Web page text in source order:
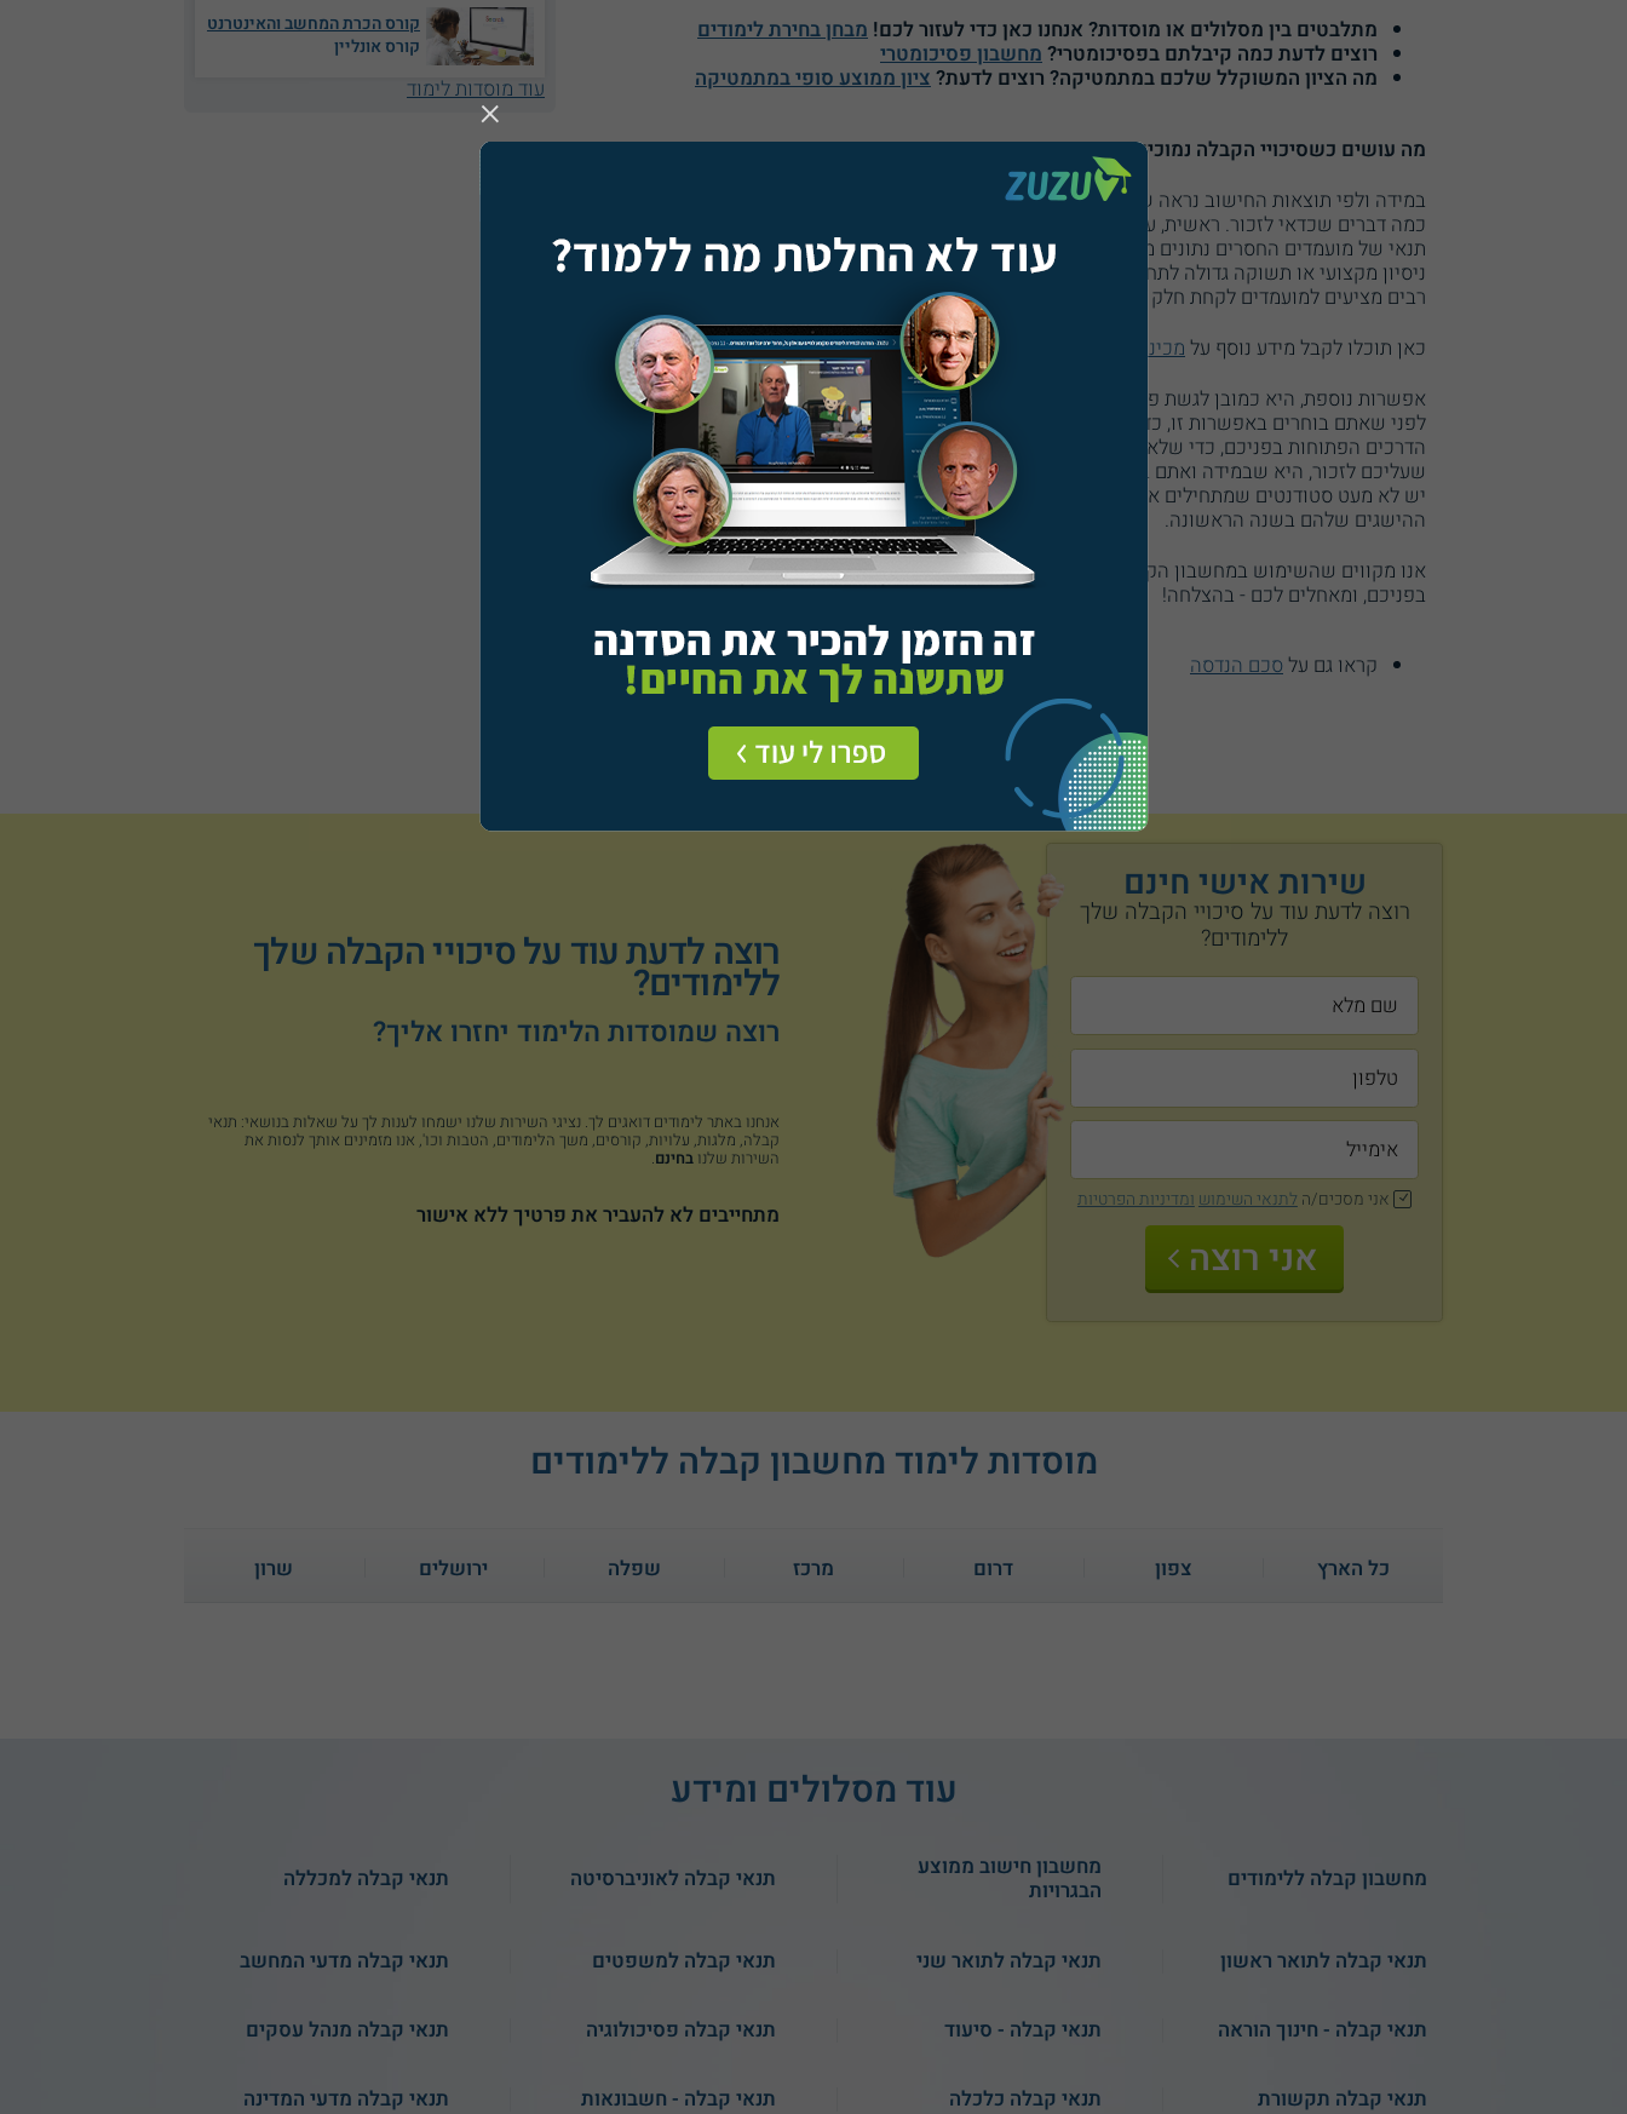
מתלבטים בין מסלולים או מוסדות? אנחנו כאן כדי לעזור לכם! מבחן בחירת לימודים
רוצים לדעת כמה קיבלתם בפסיכומטרי?מחשבון פסיכומטרי
מה הציון המשוקלל שלכם במתמטיקה? רוצים לדעת?ציון ממוצע סופי במתמטיקה
מה עושים כשסיכויי הקבלה נמוכים?
במידה ולפי תוצאות החישוב נראה שהסיכויים שלכם להתקבל למסלול הלימודים המבוקש אינם גבוהים, יש
כמה דברים שכדאי לזכור. ראשית, עליכם לדעת כי מוסדות הלימוד השונים מאפשרים לעיתים קבלה על
תנאי של מועמדים החסרים נתונים מסוימים לקבלת הציון הרצוי, וזאת לפי שיקולה של וועדת קבלה. לעיתים
ניסיון מקצועי או תשוקה גדולה לתחום עשויים לשחק לטובתכם. בנוסף, חשוב לשים לב כי מוסדות לימוד
רבים מציעים למועמדים לקחת חלק בלימודי מכינה, אשר מהווים מסלול קבלה אלטרנטיבי.
כאן תוכלו לקבל מידע נוסף עלמכינה קדם אקדמית
אפשרות נוספת, היא כמובן לגשת פעם נוספת למבחן הפסיכומטרי, או לשפר חלק מציוני הבגרות שלכם.
לפני שאתם בוחרים באפשרות זו, כדאי שתהיו בטוחים מהו הציון שאתם זקוקים לו ותבחנו לעומק את
הדרכים הפתוחות בפניכם, כדי שלא תבזבזו זמן וכסף על לימודים שאתם לא באמת צריכים. נקודה נוספת
שעליכם לזכור, היא שבמידה ואתם בטוחים מהו היעד שלכם, יש תמיד יותר מדרך אחת להגיע אליו. למשל,
יש לא מעט סטודנטים שמתחילים את דרכם במוסד לימודים אחד ואחרי שנה עוברים למוסד אחר על פי
ההישגים שלהם בשנה הראשונה.
אנו מקווים שהשימוש במחשבון הקבלה שהכנו לכם ייתן לכם אינדיקציה טובה של האפשרויות העומדות
בפניכם, ומאחלים לכם - בהצלחה!
קראו גם על סכם הנדסה
קורס הכרת המחשב והאינטרנט
קורס אונליין
עוד מוסדות לימוד
שירות אישי חינם
רוצה לדעת עוד על סיכויי הקבלה שלך
ללימודים?
אני מסכים/ה לתנאי השימוש ומדיניות הפרטיות
אני רוצה
רוצה לדעת עוד על סיכויי הקבלה שלך
ללימודים?
רוצה שמוסדות הלימוד יחזרו אליך?
אנחנו באתר לימודים דואגים לך. נציגי השירות שלנו ישמחו לענות לך על שאלות בנושאי: תנאי
קבלה, מלגות, עלויות, קורסים, משך הלימודים, הטבות וכו', אנו מזמינים אותך לנסות את
השירות שלנובחינם.
מתחייבים לא להעביר את פרטיך ללא אישור
מוסדות לימוד מחשבון קבלה ללימודים
כל הארץ צפון דרום מרכז שפלה ירושלים שרון
האקדמי שערי מדע
ומשפט
שירות אישי חינם
(45)
4.3
המסלול האקדמי
המכללה למינהל - מנהל אפקה
שירות אישי חינם
האקדמית נתניה
שירות אישי חינם
עוד מסלולים ומידע
מחשבון קבלה ללימודים
מחשבון חישוב ממוצע
הבגרויות
תנאי קבלה לאוניברסיטה תנאי קבלה למכללה
תנאי קבלה לתואר ראשון תנאי קבלה לתואר שני תנאי קבלה למשפטים תנאי קבלה מדעי המחשב
תנאי קבלה - חינוך הוראה תנאי קבלה - סיעוד תנאי קבלה פסיכולוגיה תנאי קבלה מנהל עסקים
תנאי קבלה תקשורת תנאי קבלה כלכלה תנאי קבלה - חשבונאות תנאי קבלה מדעי המדינה
×